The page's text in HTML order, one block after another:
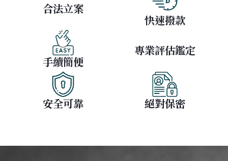
合法立案
快速撥款
手續簡便
專業評估鑑定
安全可靠 絕對保密